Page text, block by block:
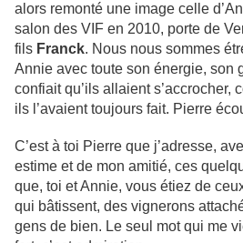
alors remonté une image celle
salon des VIF en 2010, porte de
fils Franck. Nous nous sommes
Annie avec toute son énergie, son
confiait qu’ils allaient s’accrocher,
ils l’avaient toujours fait. Pierre
C’est à toi Pierre que j’adresse,
estime et de mon amitié, ces
que, toi et Annie, vous étiez de
qui bâtissent, des vignerons
gens de bien. Le seul mot qui me